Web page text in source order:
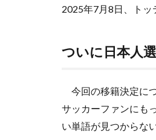
2025年7月8日、ト
ついに日本人
今回の移籍決定に
サッカーファンにも
い単語が見つからな